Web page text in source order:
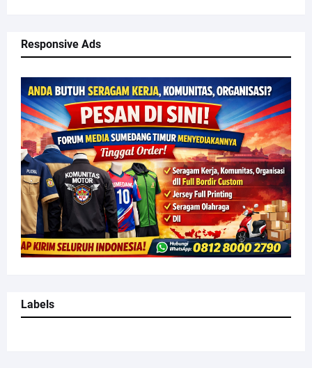
Responsive Ads
Labels